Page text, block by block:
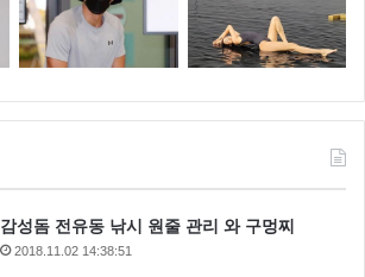
감성돔 전유동 낚시 원줄 관리 와 구멍찌
2018.11.02 14:38:51